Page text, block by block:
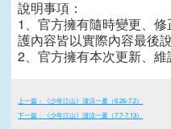
說明事項：
1、官方擁有隨時變更、
護內容皆以實際內容最後說
2、官方擁有本次更新、維
上一篇：《少年江山》清涼一夏（6.26-7.2）
下一篇：《少年江山》清涼一夏（7.7-7.13）